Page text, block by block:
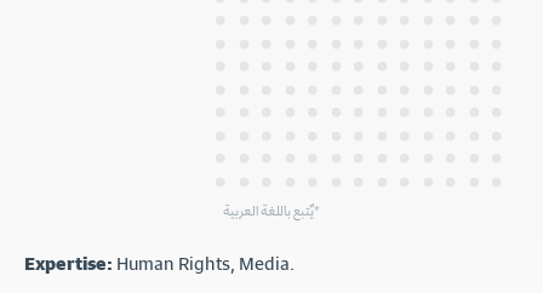
يٌتبع باللغة العربية*
Expertise:Human Rights, Media.